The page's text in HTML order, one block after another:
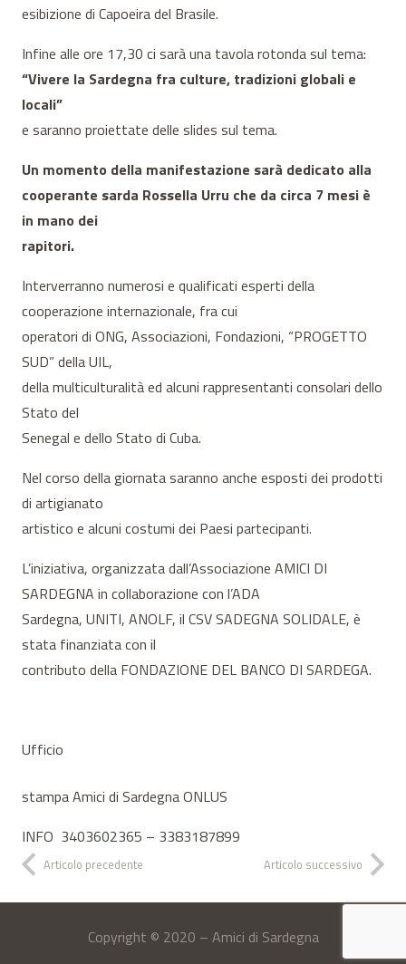
esibizione di Capoeira del Brasile.
Infine alle ore 17,30 ci sarà una tavola rotonda sul tema:
“Vivere la Sardegna fra culture, tradizioni globali e
locali”
e saranno proiettate delle slides sul tema.
Un momento della manifestazione sarà dedicato alla
cooperante sarda Rossella Urru che da circa 7 mesi è
in mano dei
rapitori.
Interverranno numerosi e qualificati esperti della
cooperazione internazionale, fra cui
operatori di ONG, Associazioni, Fondazioni, “PROGETTO
SUD” della UIL,
della multiculturalità ed alcuni rappresentanti consolari dello
Stato del
Senegal e dello Stato di Cuba.
Nel corso della giornata saranno anche esposti dei prodotti
di artigianato
artistico e alcuni costumi dei Paesi partecipanti.
L’iniziativa, organizzata dall’Associazione AMICI DI
SARDEGNA in collaborazione con l’ADA
Sardegna, UNITI, ANOLF, il CSV SADEGNA SOLIDALE, è
stata finanziata con il
contributo della FONDAZIONE DEL BANCO DI SARDEGA.
Ufficio
stampa Amici di Sardegna ONLUS
INFO 3403602365 – 3383187899
Articolo precedente Articolo successivo
Copyright © 2020 – Amici di Sardegna